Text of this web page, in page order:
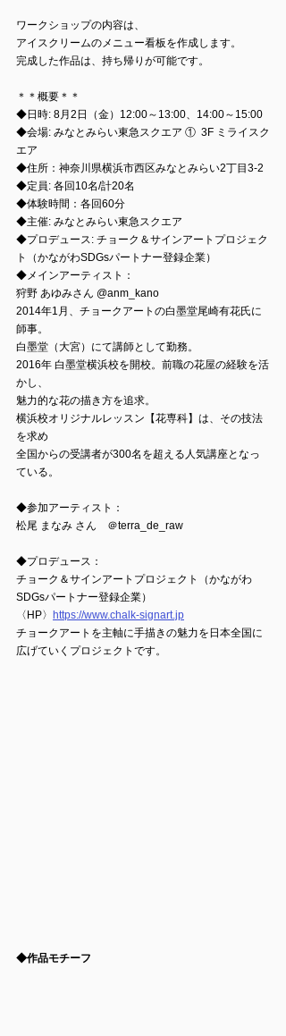
ワークショップの内容は、
アイスクリームのメニュー看板を作成します。
完成した作品は、持ち帰りが可能です。
＊＊概要＊＊
◆日時: 8月2日（金）12:00～13:00、14:00～15:00
◆会場: みなとみらい東急スクエア ①  3F ミライスク
エア
◆住所：神奈川県横浜市西区みなとみらい2丁目3-2
◆定員: 各回10名/計20名
◆体験時間：各回60分
◆主催: みなとみらい東急スクエア
◆プロデュース: チョーク＆サインアートプロジェク
ト（かながわSDGsパートナー登録企業）
◆メインアーティスト：
狩野 あゆみさん @anm_kano
2014年1月、チョークアートの白墨堂尾崎有花氏に
師事。
白墨堂（大宮）にて講師として勤務。
2016年 白墨堂横浜校を開校。前職の花屋の経験を活
かし、
魅力的な花の描き方を追求。
横浜校オリジナルレッスン【花専科】は、その技法
を求め
全国からの受講者が300名を超える人気講座となっ
ている。
◆参加アーティスト：
松尾 まなみ さん　＠terra_de_raw
◆プロデュース：
チョーク＆サインアートプロジェクト（かながわ
SDGsパートナー登録企業）
〈HP〉
https://www.chalk-signart.jp
チョークアートを主軸に手描きの魅力を日本全国に
広げていくプロジェクトです。
◆作品モチーフ